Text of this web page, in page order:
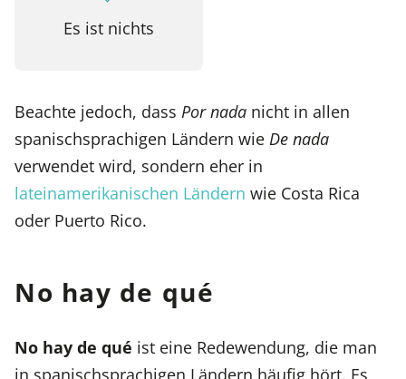
Es ist nichts
Beachte jedoch, dass Por nada nicht in allen
spanischsprachigen Ländern wie De nada
verwendet wird, sondern eher in
lateinamerikanischen Ländern wie Costa Rica
oder Puerto Rico.
No hay de qué
No hay de qué ist eine Redewendung, die man
in spanischsprachigen Ländern häufig hört. Es